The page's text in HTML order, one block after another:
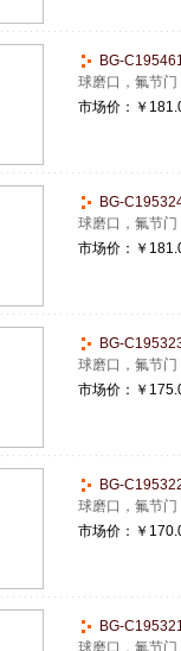
BG-
球磨口，氟节
市场价： ￥
BG-
球磨口，氟节
市场价： ￥
BG-
球磨口，氟节
市场价： ￥
BG-
球磨口，氟节
市场价： ￥
BG-
球磨口，氟节